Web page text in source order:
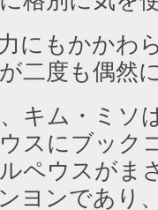
にもかかわ
二度も偶然
キム・ミソ
スにブック
ペウスがま
ヨンであり